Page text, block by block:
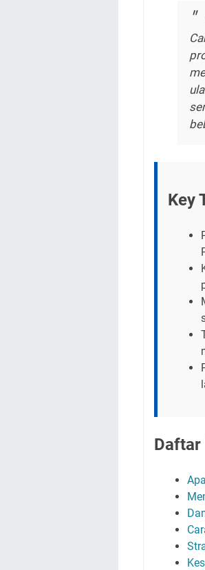
Key
Daftar